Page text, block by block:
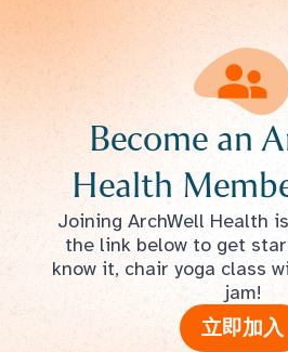
Become an
Health
Joining ArchWell Health
the link below to get
know it, chair yoga class
jam!
立即加入